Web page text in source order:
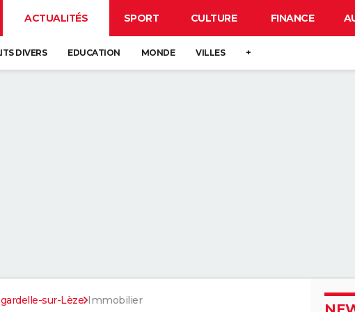
ACTUALITÉS SPORT CULTURE FINANCE
DIVERS EDUCATION MONDE VILLES +
sur-Lèze Immobilier